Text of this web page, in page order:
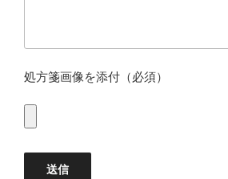
処方箋画像を添付（必須）